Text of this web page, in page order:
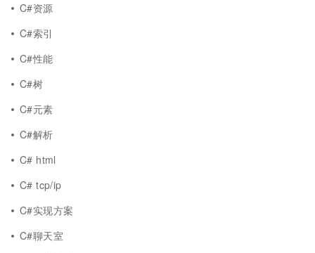
C#资源
C#索引
C#性能
C#树
C#元素
C#解析
C# html
C# tcp/ip
C#实现方案
C#聊天室